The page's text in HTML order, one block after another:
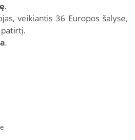
.
veikiantis 36 Europos šalyse,
.